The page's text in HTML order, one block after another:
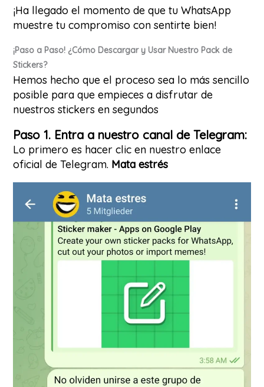
¡Ha llegado el momento de que tu WhatsApp
muestre tu compromiso con sentirte bien!
¡Paso a Paso! ¿Cómo Descargar y Usar Nuestro Pack de
Stickers?
Hemos hecho que el proceso sea lo más sencillo
posible para que empieces a disfrutar de
nuestros stickers en segundos
Paso 1. Entra a nuestro canal de Telegram:
Lo primero es hacer clic en nuestro enlace
oficial de Telegram. Mata estrés